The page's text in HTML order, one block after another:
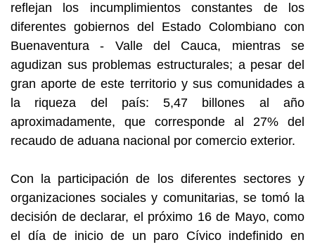
reflejan los incumplimientos constantes de los
diferentes gobiernos del Estado Colombiano con
Buenaventura - Valle del Cauca, mientras se
agudizan sus problemas estructurales; a pesar del
gran aporte de este territorio y sus comunidades a
la riqueza del país: 5,47 billones al año
aproximadamente, que corresponde al 27% del
recaudo de aduana nacional por comercio exterior.
Con la participación de los diferentes sectores y
organizaciones sociales y comunitarias, se tomó la
decisión de declarar, el próximo 16 de Mayo, como
el día de inicio de un paro Cívico indefinido en